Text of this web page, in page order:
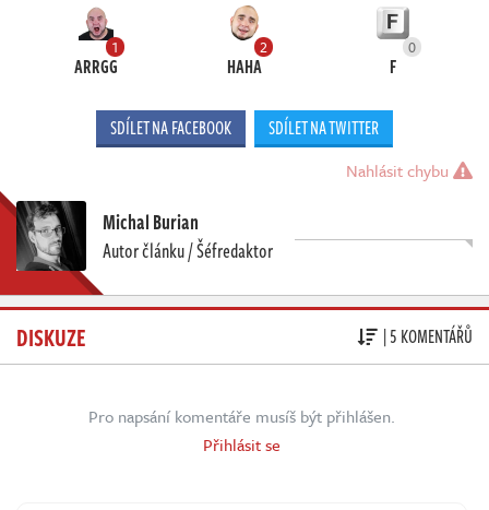
1
ARRGG
2
HAHA
0
F
SDÍLET NA FACEBOOK SDÍLET NA TWITTER
Nahlásit chybu
Michal Burian
Autor článku / Šéfredaktor
DISKUZE | 5 KOMENTÁŘŮ
Pro napsání komentáře musíš být přihlášen.
Přihlásit se